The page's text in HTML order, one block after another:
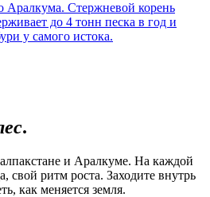
Аралкума. Стержневой корень
до 4 тонн песка в год и
у самого истока.
.
и Аралкуме. На каждой
свой ритм роста. Заходите внутрь
как меняется земля.